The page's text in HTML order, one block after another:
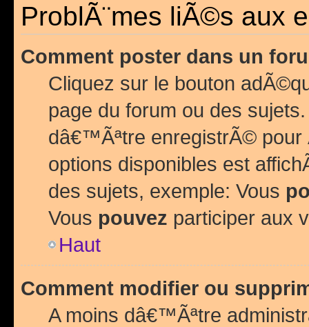
ProblÃ¨mes liÃ©s aux
Comment poster dans un
Cliquez sur le bouton
page du forum ou des
dâ€™Ãªtre enregistrÃ©
options disponibles est
des sujets, exemple: Vous
Vous pouvez participer aux
Haut
Comment modifier ou
A moins dâ€™Ãªtre